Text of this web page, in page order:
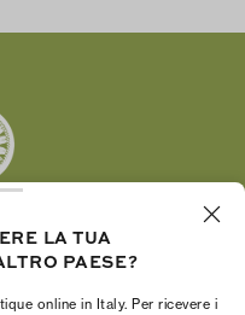
promuove
LA TUA
PAESE?
online in Italy. Per ricevere i